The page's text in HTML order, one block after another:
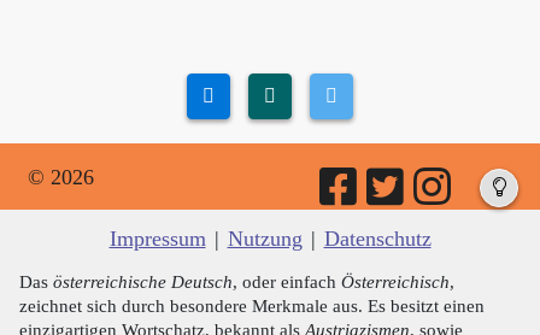
© 2026
Impressum | Nutzung | Datenschutz
Das österreichische Deutsch, oder einfach Österreichisch,
zeichnet sich durch besondere Merkmale aus. Es besitzt einen
einzigartigen Wortschatz, bekannt alsAustriazismen, sowie